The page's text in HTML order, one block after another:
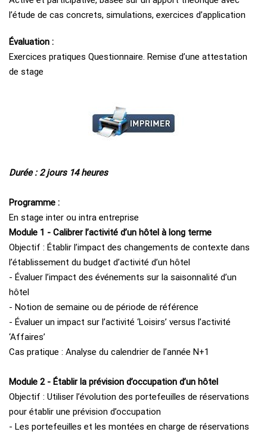
l’étude de cas concrets, simulations, exercices d’application
Évaluation :
Exercices pratiques Questionnaire. Remise d’une attestation
de stage
Durée : 2 jours 14 heures
Programme :
En stage inter ou intra entreprise
Module 1 - Calibrer l’activité d’un hôtel à long terme
Objectif : Établir l’impact des changements de contexte dans
l’établissement du budget d’activité d’un hôtel
- Évaluer l’impact des événements sur la saisonnalité d’un
hôtel
- Notion de semaine ou de période de référence
- Évaluer un impact sur l’activité ‘Loisirs’ versus l’activité
‘Affaires’
Cas pratique : Analyse du calendrier de l’année N+1
Module 2 - Établir la prévision d’occupation d’un hôtel
Objectif : Utiliser l’évolution des portefeuilles de réservations
pour établir une prévision d’occupation
- Les portefeuilles et les montées en charge de réservations